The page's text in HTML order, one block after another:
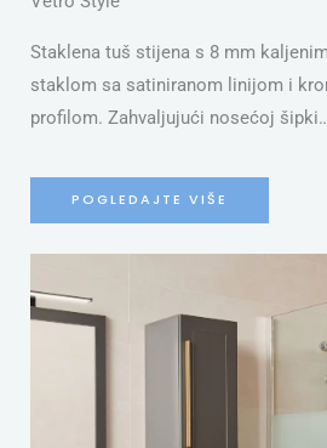
Staklena tuš stijena s 8 mm
staklom sa satiniranom linijom i
profilom. Zahvaljujući nosećoj
POGLEDAJTE VIŠE